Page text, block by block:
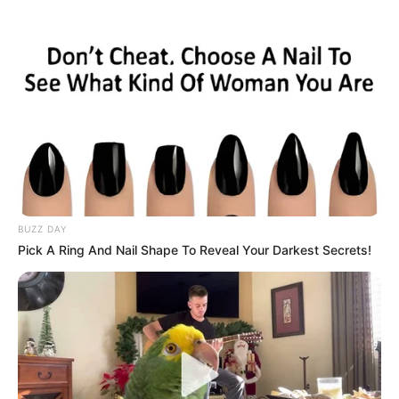
mennyi pénz érkezik, minden döntés
kockázatosabbá válik.
A Csakfoci Csányi Sándor MLSZ-elnök nyilatkozata
alapján arról írt, hogy a televíziós és
Szerencsejáték Zrt.-s szerződések kiesése néhány
csapatot veszélyeztethetne.
Ez különösen erős jelzés, mert nem külső
találgatásról van szó, hanem a magyar futball egyik
legfontosabb döntéshozójának értékeléséről.
Vége lehet a túlfűtött bérkorszaknak?
A leglátványosabb következmény a
BUZZ DAY
Pick A Ring And Nail Shape To Reveal Your Darkest Secrets!